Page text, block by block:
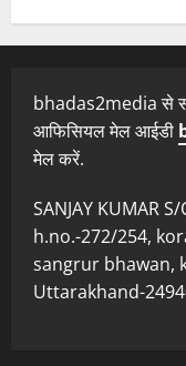
bhadas2media से
आफिसियल मेल आईडी
मेल करें.
SANJAY KUMAR
h.no.-272/254,
sangrur bhawan,
Uttarakhand-